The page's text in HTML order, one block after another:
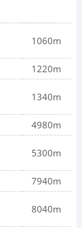
1060m
1220m
1340m
4980m
5300m
7940m
8040m